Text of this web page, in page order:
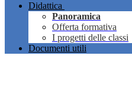
Didattica
Panoramica
Offerta formativa
I progetti delle classi
Documenti utili